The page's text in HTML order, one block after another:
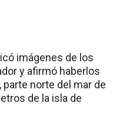
imágenes de los
y afirmó haberlos
norte del mar de
de la isla de